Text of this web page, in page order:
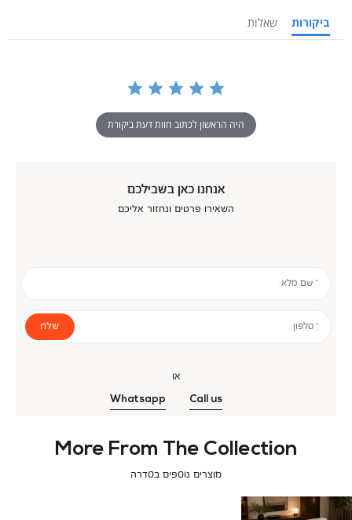
ביקורות שאלות
היה הראשון לכתוב חוות דעת ביקורת
אנחנו כאן בשבילכם
השאירו פרטים ונחזור אליכם
* שם מלא
* טלפון שלח
או
Call us
Whatsapp
More From The Collection
מוצרים נוספים בסדרה